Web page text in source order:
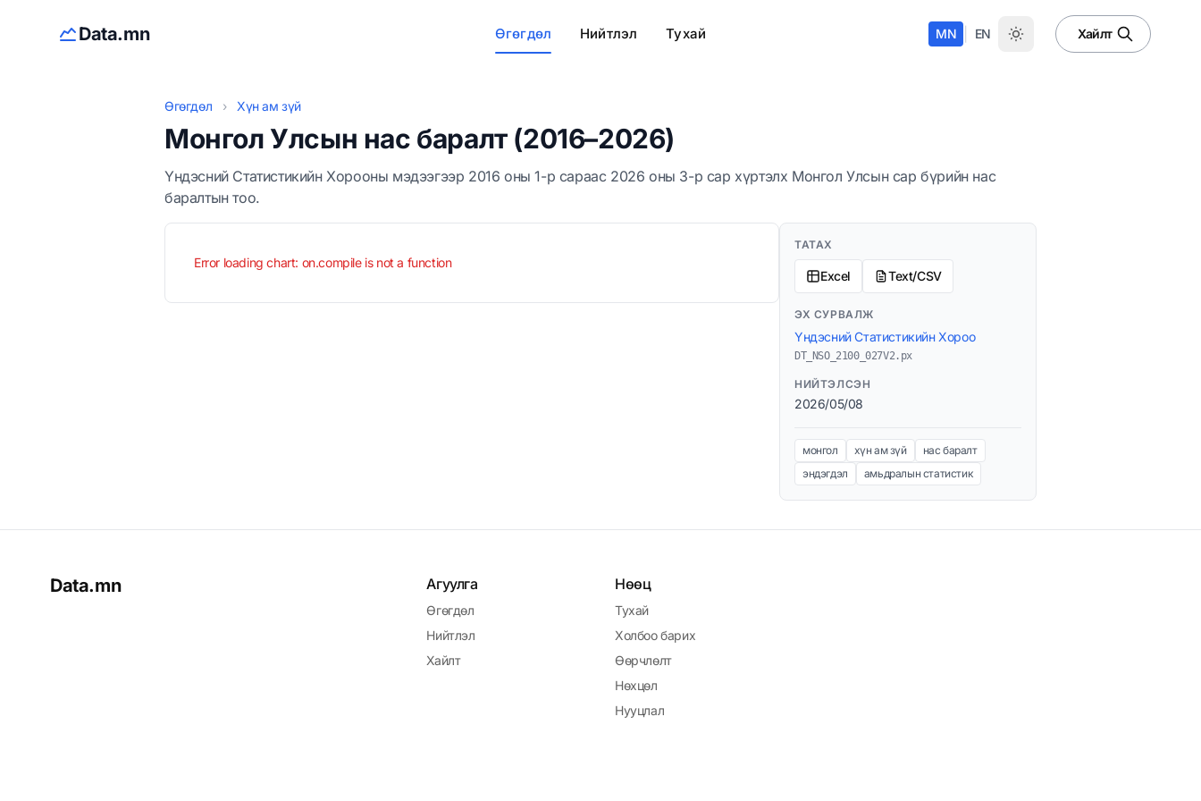
Data.mn Өгөгдөл Нийтлэл Тухай MN EN Хайлт
Өгөгдөл › Хүн ам зүй
Монгол Улсын нас баралт (2016–2026)
Үндэсний Статистикийн Хорооны мэдээгээр 2016 оны 1-р сараас 2026 оны 3-р сар хүртэлх Монгол Улсын сар бүрийн нас
баралтын тоо.
Error loading chart: on.compile is not a function
ТАТАХ
Excel Text/CSV
ЭХ СУРВАЛЖ
Үндэсний Статистикийн Хороо
DT_NSO_2100_027V2.px
НИЙТЭЛСЭН
2026/05/08
монгол хүн ам зүй
нас баралт
эндэгдэл
амьдралын статистик
Data.mn Агуулга
Өгөгдөл
Нийтлэл
Хайлт
Нөөц
Тухай
Холбоо барих
Өөрчлөлт
Нөхцөл
Нууцлал